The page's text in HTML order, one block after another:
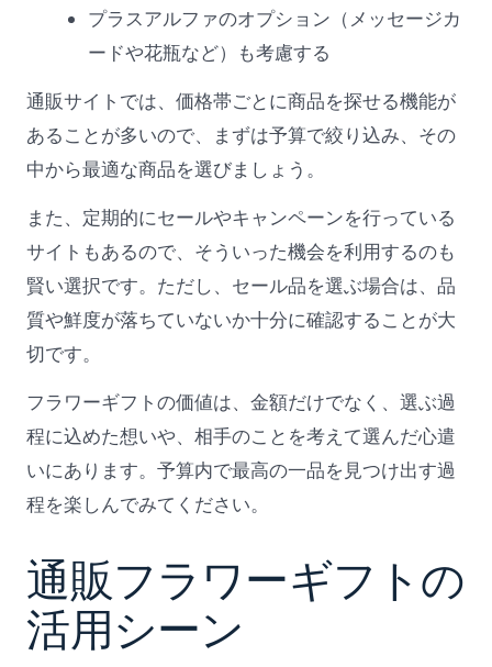
プラスアルファのオプション（メッセージカ
ードや花瓶など）も考慮する
通販サイトでは、価格帯ごとに商品を探せる機能が
あることが多いので、まずは予算で絞り込み、その
中から最適な商品を選びましょう。
また、定期的にセールやキャンペーンを行っている
サイトもあるので、そういった機会を利用するのも
賢い選択です。ただし、セール品を選ぶ場合は、品
質や鮮度が落ちていないか十分に確認することが大
切です。
フラワーギフトの価値は、金額だけでなく、選ぶ過
程に込めた想いや、相手のことを考えて選んだ心遣
いにあります。予算内で最高の一品を見つけ出す過
程を楽しんでみてください。
通販フラワーギフトの
活用シーン